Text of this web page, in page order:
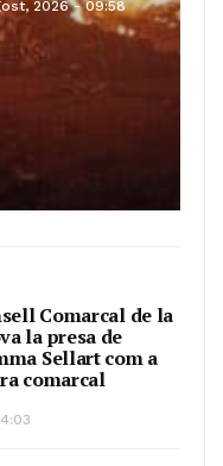
2026 - 09:58
Comarcal de la
la presa de
Sellart com a
comarcal